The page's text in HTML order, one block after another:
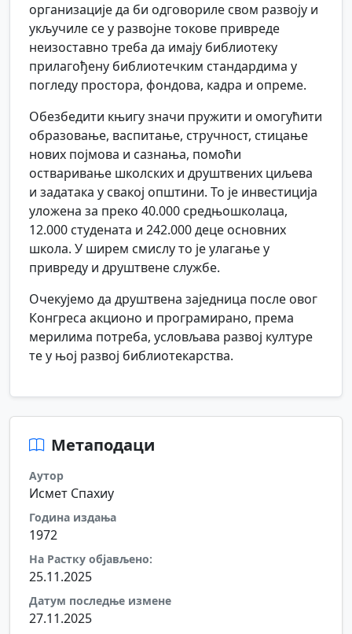
организације да би одговориле свом развоју и
укључиле се у развојне токове привреде
неизоставно треба да имају библиотеку
прилагођену библиотечким стандардима у
погледу простора, фондова, кадра и опреме.
Обезбедити књигу значи пружити и омогућити
образовање, васпитање, стручност, стицање
нових појмова и сазнања, помоћи
остваривање школских и друштвених циљева
и задатака у свакој општини. То је инвестиција
уложена за преко 40.000 средњошколаца,
12.000 студената и 242.000 деце основних
школа. У ширем смислу то је улагање у
привреду и друштвене службе.
Очекујемо да друштвена заједница после овог
Конгреса акционо и програмирано, према
мерилима потреба, условљава развој културе
те у њој развој библиотекарства.
Метаподаци
Аутор
Исмет Спахиу
Година издања
1972
На Растку објављено:
25.11.2025
Датум последње измене
27.11.2025